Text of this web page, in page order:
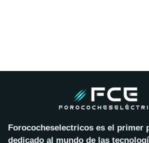
Forococheselectricos es el primer
dedicado al mundo de las